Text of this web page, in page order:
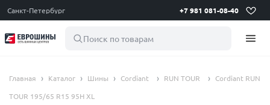
Санкт-Петербург +7 981 081-08-40
Поиск по товарам
Главная Каталог Шины Cordiant RUN TOUR
Cordiant RUN
TOUR 195/65 R15 95H XL